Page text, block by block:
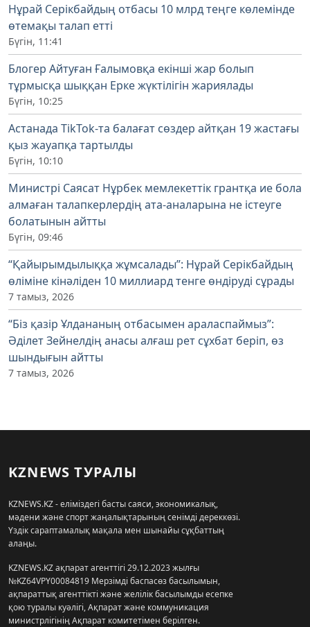
Нұрай Серікбайдың отбасы 10 млрд теңге көлемінде
өтемақы талап етті
Бүгін, 11:41
Блогер Айтуған Ғалымовқа екінші жар болып
тұрмысқа шыққан Ерке жүктілігін жариялады
Бүгін, 10:25
Астанада TikTok-та балағат сөздер айтқан 19 жастағы
қыз жауапқа тартылды
Бүгін, 10:10
Министрі Саясат Нұрбек мемлекеттік грантқа ие бола
алмаған талапкерлердің ата-аналарына не істеуге
болатынын айтты
Бүгін, 09:46
“Қайырымдылыққа жұмсалады”: Нұрай Серікбайдың
өліміне кінәліден 10 миллиард тенге өндіруді сұрады
7 тамыз, 2026
“Біз қазір Ұлдананың отбасымен араласпаймыз”:
Әділет Зейнелдің анасы алғаш рет сұхбат беріп, өз
шындығын айтты
7 тамыз, 2026
KZNEWS ТУРАЛЫ
KZNEWS.KZ - еліміздегі басты саяси, экономикалық,
мәдени және спорт жаңалықтарының сенімді дереккөзі.
Үздік сараптамалық мақала мен шынайы сұқбаттың
алаңы.
KZNEWS.KZ ақпарат агенттігі 29.12.2023 жылғы
№KZ64VPY00084819 Мерзімді баспасөз басылымын,
ақпараттық агенттікті және желілік басылымды есепке
қою туралы куәлігі, Ақпарат және коммуникация
министрлігінің Ақпарат комитетімен берілген.